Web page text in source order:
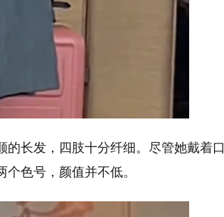
长发，四肢十分纤细。尽管她戴着口
色号，颜值并不低。